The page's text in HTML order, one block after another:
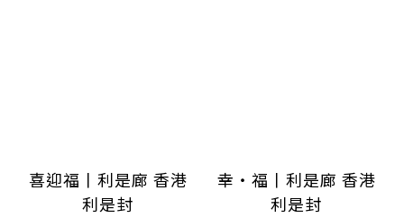
喜迎福丨利是廊 香港
利是封
幸・福丨利是廊 香港
利是封